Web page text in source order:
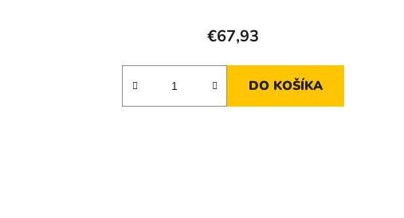
€67,93
DO KOŠÍKA